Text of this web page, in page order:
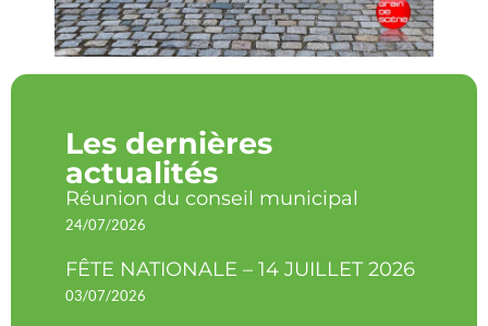
Les dernières
actualités
Réunion du conseil municipal
24/07/2026
FÊTE NATIONALE – 14 JUILLET 2026
03/07/2026